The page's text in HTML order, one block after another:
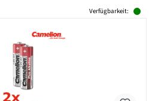
Verfügbarkeit: